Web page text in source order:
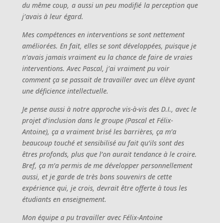
du même coup, a aussi un peu modifié la perception que
j’avais à leur égard.
Mes compétences en interventions se sont nettement
améliorées. En fait, elles se sont développées, puisque je
n’avais jamais vraiment eu la chance de faire de vraies
interventions. Avec Pascal, j’ai vraiment pu voir
comment ça se passait de travailler avec un élève ayant
une déficience intellectuelle.
Je pense aussi à notre approche vis-à-vis des D.I., avec le
projet d’inclusion dans le groupe (Pascal et Félix-
Antoine), ça a vraiment brisé les barrières, ça m’a
beaucoup touché et sensibilisé au fait qu’ils sont des
êtres profonds, plus que l’on aurait tendance à le croire.
Bref, ça m’a permis de me développer personnellement
aussi, et je garde de très bons souvenirs de cette
expérience qui, je crois, devrait être offerte à tous les
étudiants en enseignement.
Mon équipe a pu travailler avec Félix-Antoine